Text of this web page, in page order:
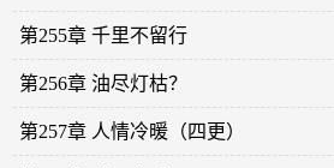
第255章 千里不留行
第256章 油尽灯枯？
第257章 人情冷暖（四更）